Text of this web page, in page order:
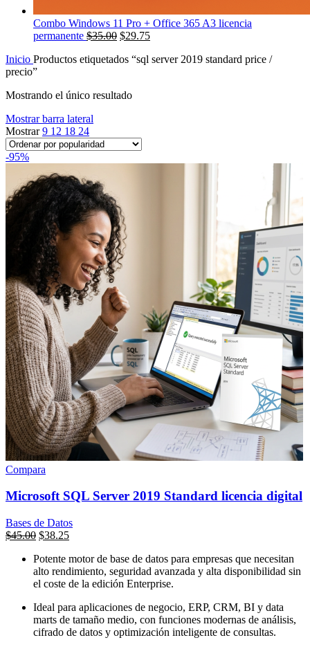
Combo Windows 11 Pro + Office 365 A3 licencia
permanente El
original
$35.00El
actual
$29.75
Inicio Productos etiquetados “sql server 2019 standard price /
precio”
Mostrando el único resultado
Mostrar barra lateral
Mostrar9 12 18 24
-95%
Compara
Microsoft SQL Server 2019 Standard licencia digital
Bases de Datos
El
original
$899.00.
$45.00El
actual
es:
$45.00.
$38.25
Potente motor de base de datos para empresas que necesitan
alto rendimiento, seguridad avanzada y alta disponibilidad sin
el coste de la edición Enterprise.
Ideal para aplicaciones de negocio, ERP, CRM, BI y data
marts de tamaño medio, con funciones modernas de análisis,
cifrado de datos y optimización inteligente de consultas.